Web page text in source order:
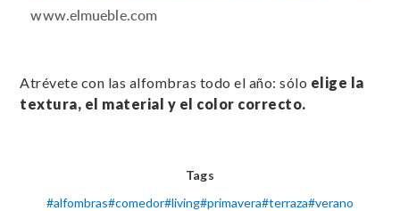
www.elmueble.com
Atrévete con las alfombras todo el año: sólo elige la
textura, el material y el color correcto.
Tags
#alfombras#comedor#living#primavera#terraza#verano